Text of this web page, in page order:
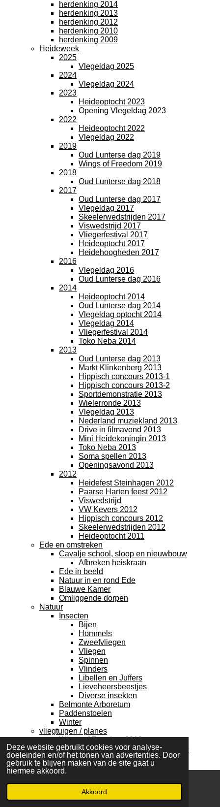
Deze website gebruikt cookies voor analyse-
doeleinden en/of het tonen van advertenties. Door
gebruik te blijven maken van de site gaat u
hiermee akkoord.
Akkoord
herdenking 2014
herdenking 2013
herdenking 2012
herdenking 2010
herdenking 2009
Heideweek
2025
Vlegeldag 2025
2024
Vlegeldag 2024
2023
Heideoptocht 2023
Opening Vlegeldag 2023
2022
Heideoptocht 2022
Vlegeldag 2022
2019
Oud Lunterse dag 2019
Wings of Freedom 2019
2018
Oud Lunterse dag 2018
2017
Oud Lunterse dag 2017
Vlegeldag 2017
Skeelerwedstrijden 2017
Viswedstrijd 2017
Vliegerfestival 2017
Heideoptocht 2017
Heidehoogheden 2017
2016
Vlegeldag 2016
Oud Lunterse dag 2016
2014
Heideoptocht 2014
Oud Lunterse dag 2014
Vlegeldag optocht 2014
Vlegeldag 2014
Vliegerfestival 2014
Toko Neba 2014
2013
Oud Lunterse dag 2013
Markt Klinkenberg 2013
Hippisch concours 2013-1
Hippisch concours 2013-2
Sportdemonstratie 2013
Wielerronde 2013
Vlegeldag 2013
Nederland muziekland 2013
Drive in filmavond 2013
Mini Heidekoningin 2013
Toko Neba 2013
Soma spellen 2013
Openingsavond 2013
2012
Heidefest Steinhagen 2012
Paarse Harten feest 2012
Viswedstrijd
VW Kevers 2012
Hippisch concours 2012
Skeelerwedstrijden 2012
Heideoptocht 2011
Ede en omstreken
Cavalje school, sloop en nieuwbouw
Afbreken heiskraan
Ede in beeld
Natuur in en rond Ede
Blauwe Kamer
Omliggende dorpen
Natuur
Insecten
Bijen
Hommels
Zweefvliegen
Vliegen
Spinnen
Vlinders
Libellen en Juffers
Lieveheersbeestjes
Diverse insekten
Belmonte Arboretum
Paddenstoelen
Winter
vliegtuigen / planes
Wings of Freedom 2019
Vliegtuigen Airborneherdenking 2019
Vliegtuigmuseum Hermeskeil 2014
Vliegtuig museum Kbely 2014
Jan Hilgers airshow 2010
Klompenpaden
Persoonlijke top 15
Klompenpaden 2026